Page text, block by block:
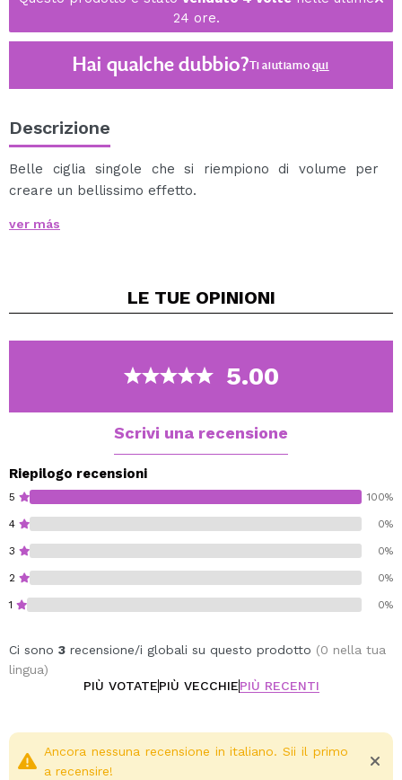
24 ore.
Hai qualche dubbio?Ti aiutiamoqui
Descrizione
Belle ciglia singole che si riempiono di volume per
creare un bellissimo effetto.
perfettamente con le tue ciglia naturali.
ver más
LE TUE OPINIONI
5.00
Scrivi una recensione
Riepilogo recensioni
5 100%
4 0%
3 0%
2 0%
1 0%
Ci sono 3 recensione/i globali su questo prodotto (0 nella tua
lingua)
PIÙ VOTATEPIÙ VECCHIEPIÙ RECENTI
Ancora nessuna recensione in italiano. Sii il primo
a recensire!